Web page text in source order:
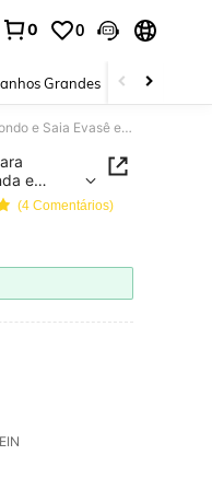
0 0
Grandes Joias e
DAZY Conjunto Casual de Verão para Mulheres, Elegante Blusa com Recorte de Renda e Decote Redondo e Saia Evasê em Conjunto de 2 Peças, Conjunto de Loungewear e Shorts para Mulheres
e
Peças,
(4 Comentários)